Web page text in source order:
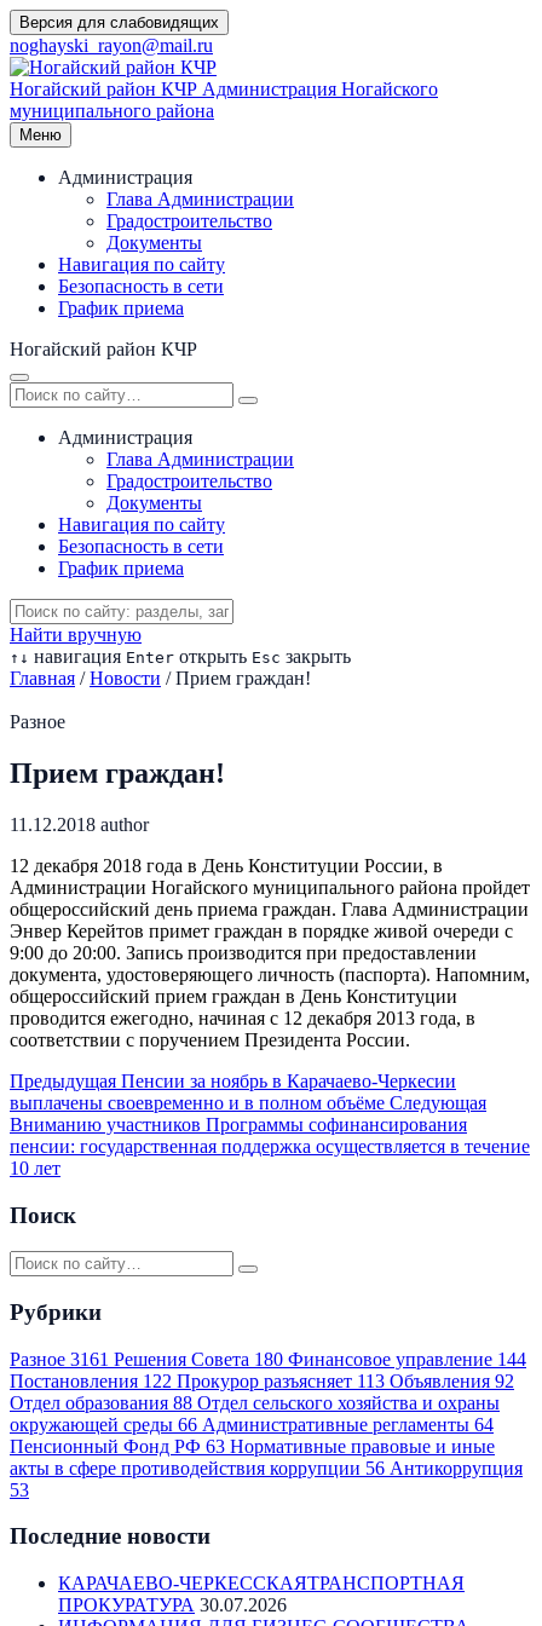
Перейти
к
содержимому
Версия для слабовидящих
noghayski_rayon@mail.ru
Ногайский район КЧР Администрация Ногайского
муниципального района
Меню
Администрация
Глава Администрации
Градостроительство
Документы
Навигация по сайту
Безопасность в сети
График приема
Ногайский район КЧР
Администрация
Глава Администрации
Градостроительство
Документы
Навигация по сайту
Безопасность в сети
График приема
Найти вручную
↑ ↓ навигация Enter открыть Esc закрыть
Главная / Новости / Прием граждан!
Разное
Прием граждан!
11.12.2018 author
12 декабря 2018 года в День Конституции России, в
Администрации Ногайского муниципального района пройдет
общероссийский день приема граждан. Глава Администрации
Энвер Керейтов примет граждан в порядке живой очереди с
9:00 до 20:00. Запись производится при предоставлении
документа, удостоверяющего личность (паспорта). Напомним,
общероссийский прием граждан в День Конституции
проводится ежегодно, начиная с 12 декабря 2013 года, в
соответствии с поручением Президента России.
Предыдущая Пенсии за ноябрь в Карачаево-Черкесии
выплачены своевременно и в полном объёме Следующая
Вниманию участников Программы софинансирования
пенсии: государственная поддержка осуществляется в течение
10 лет
Поиск
Рубрики
Разное 3161 Решения Совета 180 Финансовое управление 144
Постановления 122 Прокурор разъясняет 113 Объявления 92
Отдел образования 88 Отдел сельского хозяйства и охраны
окружающей среды 66 Административные регламенты 64
Пенсионный Фонд РФ 63 Нормативные правовые и иные
акты в сфере противодействия коррупции 56 Антикоррупция
53
Последние новости
КАРАЧАЕВО-ЧЕРКЕССКАЯТРАНСПОРТНАЯ
ПРОКУРАТУРА 30.07.2026